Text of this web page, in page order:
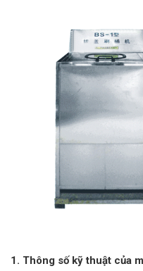
1. Thông số kỹ thuật của